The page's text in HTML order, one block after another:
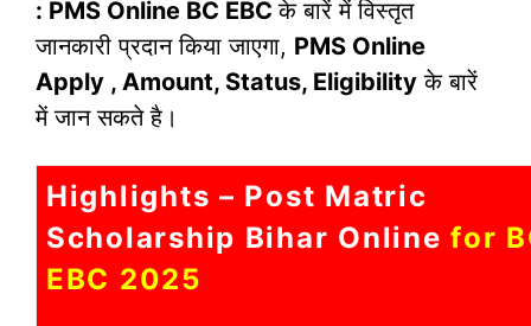
: PMS Online BC EBCके बारें में विस्तृत
जानकारी प्रदान किया जाएगा, PMS Online
Apply , Amount, Status, Eligibility के बारें
में जान सकते है।
Highlights – Post Matric
Scholarship Bihar Online for
EBC 2025